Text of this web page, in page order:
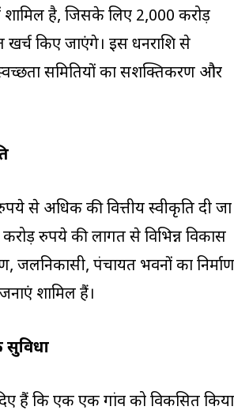
शामिल है, जिसके लिए 2,000 करोड़
किए जाएंगे। इस धनराशि से
स्वच्छता समितियों का सशक्तिकरण और
से अधिक की वित्तीय स्वीकृति दी जा
रुपये की लागत से विभिन्न विकास
जलनिकासी, पंचायत भवनों का
शामिल हैं।
सुविधा
हैं कि एक एक गांव को विकसित किया